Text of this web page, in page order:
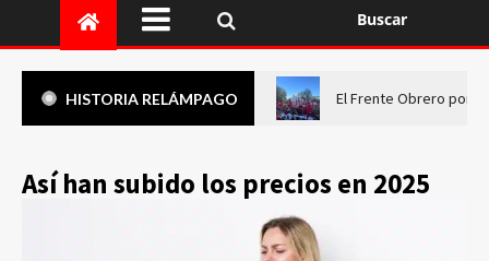
Buscar
HISTORIA RELÁMPAGO El Frente Obrero pone
Así han subido los precios en 2025